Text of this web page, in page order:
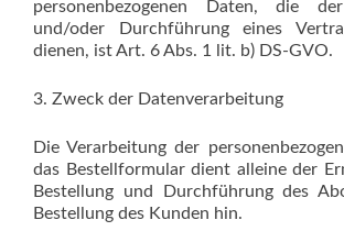
personenbezogenen Daten, die
und/oder Durchführung eines
dienen, ist Art. 6 Abs. 1 lit. b) DS-GVO.
3. Zweck der Datenverarbeitung
Die Verarbeitung der
das Bestellformular dient alleine der
Bestellung und Durchführung des
Bestellung des Kunden hin.